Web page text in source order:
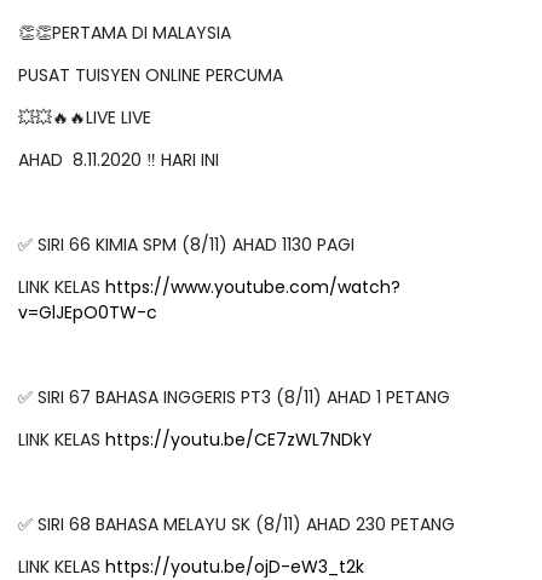
👏👏PERTAMA DI MALAYSIA
PUSAT TUISYEN ONLINE PERCUMA
💥💥🔥🔥LIVE LIVE
AHAD 8.11.2020 ‼️ HARI INI
✅ SIRI 66 KIMIA SPM (8/11) AHAD 1130 PAGI
LINK KELAS https://www.youtube.com/watch?
v=GlJEpO0TW-c
✅ SIRI 67 BAHASA INGGERIS PT3 (8/11) AHAD 1 PETANG
LINK KELAS https://youtu.be/CE7zWL7NDkY
✅ SIRI 68 BAHASA MELAYU SK (8/11) AHAD 230 PETANG
LINK KELAS https://youtu.be/ojD-eW3_t2k